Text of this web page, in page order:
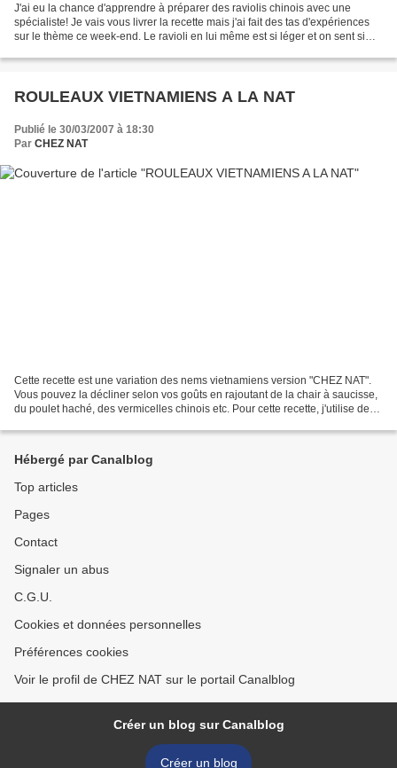
J'ai eu la chance d'apprendre à préparer des raviolis chinois avec une
spécialiste! Je vais vous livrer la recette mais j'ai fait des tas d'expériences
sur le thème ce week-end. Le ravioli en lui même est si léger et on sent si
ROULEAUX VIETNAMIENS A LA NAT
Publié le 30/03/2007 à 18:30
Par CHEZ NAT
Cette recette est une variation des nems vietnamiens version "CHEZ NAT".
Vous pouvez la décliner selon vos goûts en rajoutant de la chair à saucisse,
du poulet haché, des vermicelles chinois etc. Pour cette recette, j'utilise des
Hébergé par Canalblog
Top articles
Pages
Contact
Signaler un abus
C.G.U.
Cookies et données personnelles
Préférences cookies
Voir le profil de CHEZ NAT sur le portail Canalblog
Créer un blog sur Canalblog
Créer un blog